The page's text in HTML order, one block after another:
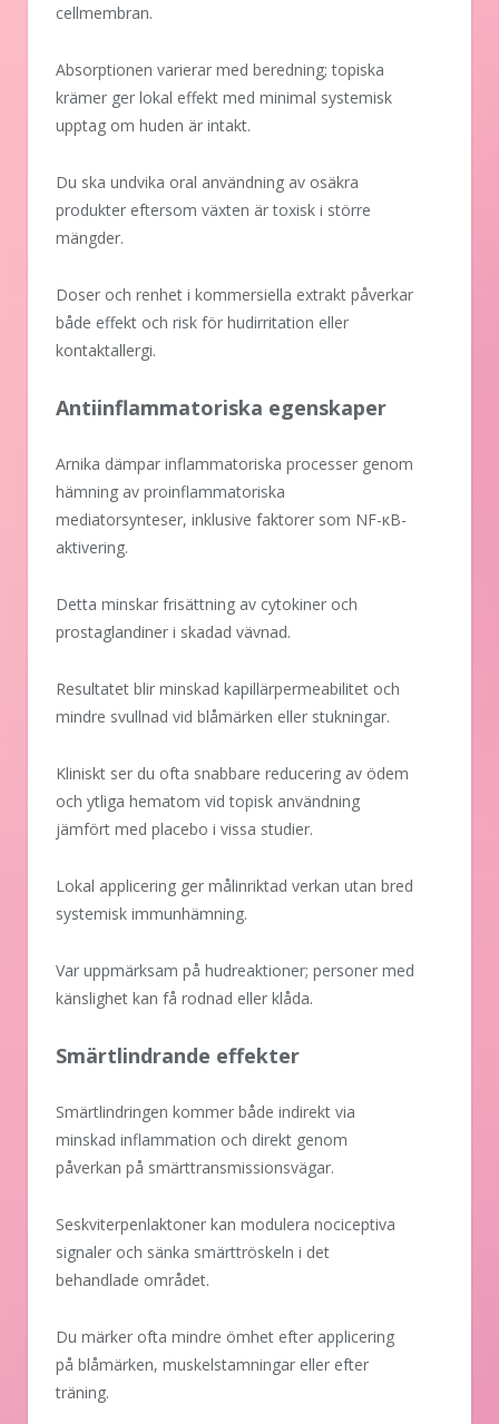
cellmembran.
Absorptionen varierar med beredning; topiska
krämer ger lokal effekt med minimal systemisk
upptag om huden är intakt.
Du ska undvika oral användning av osäkra
produkter eftersom växten är toxisk i större
mängder.
Doser och renhet i kommersiella extrakt påverkar
både effekt och risk för hudirritation eller
kontaktallergi.
Antiinflammatoriska egenskaper
Arnika dämpar inflammatoriska processer genom
hämning av proinflammatoriska
mediatorsynteser, inklusive faktorer som NF-κB-
aktivering.
Detta minskar frisättning av cytokiner och
prostaglandiner i skadad vävnad.
Resultatet blir minskad kapillärpermeabilitet och
mindre svullnad vid blåmärken eller stukningar.
Kliniskt ser du ofta snabbare reducering av ödem
och ytliga hematom vid topisk användning
jämfört med placebo i vissa studier.
Lokal applicering ger målinriktad verkan utan bred
systemisk immunhämning.
Var uppmärksam på hudreaktioner; personer med
känslighet kan få rodnad eller klåda.
Smärtlindrande effekter
Smärtlindringen kommer både indirekt via
minskad inflammation och direkt genom
påverkan på smärttransmissionsvägar.
Seskviterpenlaktoner kan modulera nociceptiva
signaler och sänka smärttröskeln i det
behandlade området.
Du märker ofta mindre ömhet efter applicering
på blåmärken, muskelstamningar eller efter
träning.